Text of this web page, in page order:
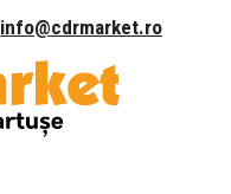
info@cdrmarket.ro